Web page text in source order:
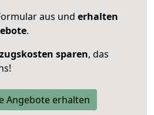
aus und erhalten
.
sparen, das
Angebote erhalten